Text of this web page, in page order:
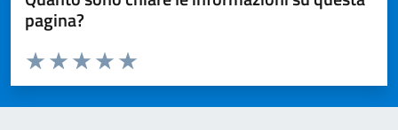
pagina?
Valuta da 1 a 5 stelle la pagina
Valuta 5 stelle su 5
Valuta 4 stelle su 5
Valuta 3 stelle su 5
Valuta 2 stelle su 5
Valuta 1 stelle su 5